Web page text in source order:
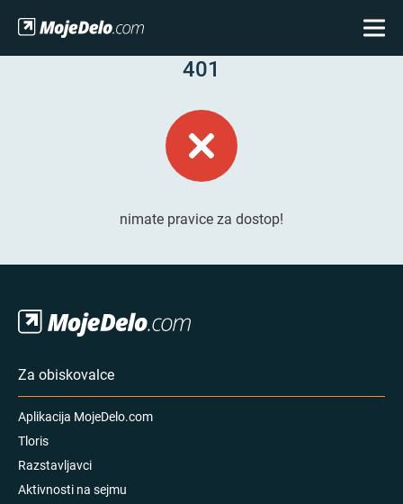
401
nimate pravice za dostop!
Za obiskovalce
Aplikacija MojeDelo.com
Tloris
Razstavljavci
Aktivnosti na sejmu